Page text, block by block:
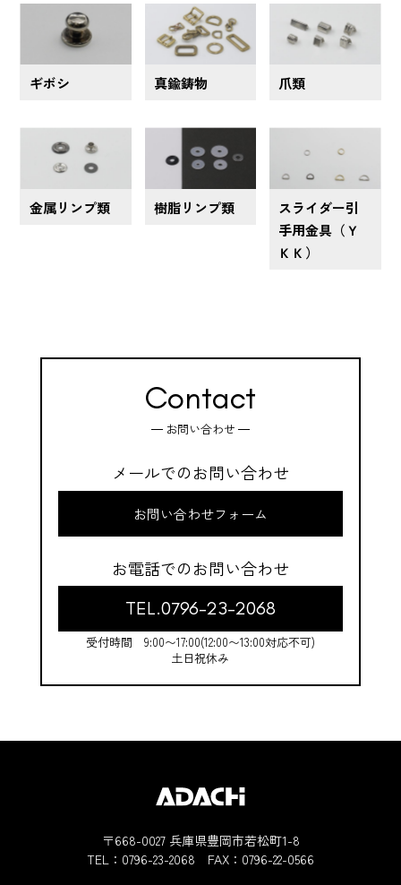
ギボシ 真鍮鋳物 爪類
金属リンプ類 樹脂リンプ類
スライダー引
手用金具（Ｙ
ＫＫ）
Contact
お問い合わせ
メールでのお問い合わせ
お問い合わせフォーム
お電話でのお問い合わせ
TEL.0796-23-2068
受付時間 9:00〜17:00(12:00〜13:00対応不可)
土日祝休み
〒668-0027 兵庫県豊岡市若松町1-8
TEL： 0796-23-2068 FAX：0796-22-0566